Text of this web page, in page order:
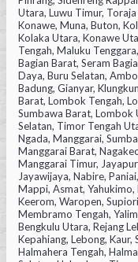
Utara, Luwu Timur,
Konawe, Muna, Buton,
Kolaka Utara, Konawe
Tengah, Maluku
Bagian Barat, Seram
Daya, Buru Selatan,
Badung, Gianyar,
Barat, Lombok Tengah,
Sumbawa Barat, Lombok
Selatan, Timor Tengah
Ngada, Manggarai,
Manggarai Barat,
Manggarai Timur,
Jayawijaya, Nabire,
Mappi, Asmat, Yahukimo,
Keerom, Waropen,
Membramo Tengah,
Bengkulu Utara, Rejang
Kepahiang, Lebong, Kaur,
Halmahera Tengah,